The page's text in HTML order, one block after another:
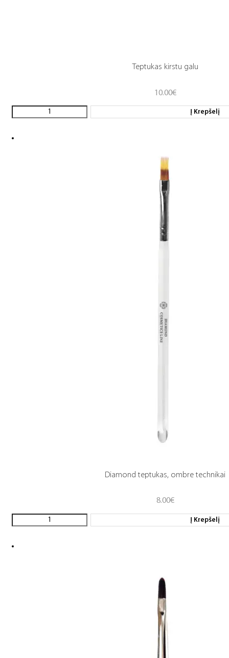
Teptukas kirstu galu
10.00€
Į Krepšelį
Diamond teptukas, ombre technikai
8.00€
Į Krepšelį